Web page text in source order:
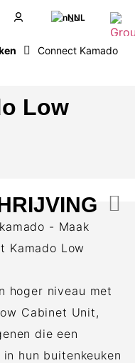
NL
Connect Kamado
Low
- Maak
Kamado Low
hoger niveau met
Cabinet Unit,
die een
hun buitenkeuken